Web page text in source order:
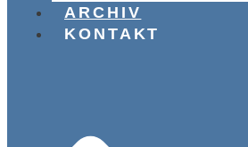
ARCHIV
KONTAKT